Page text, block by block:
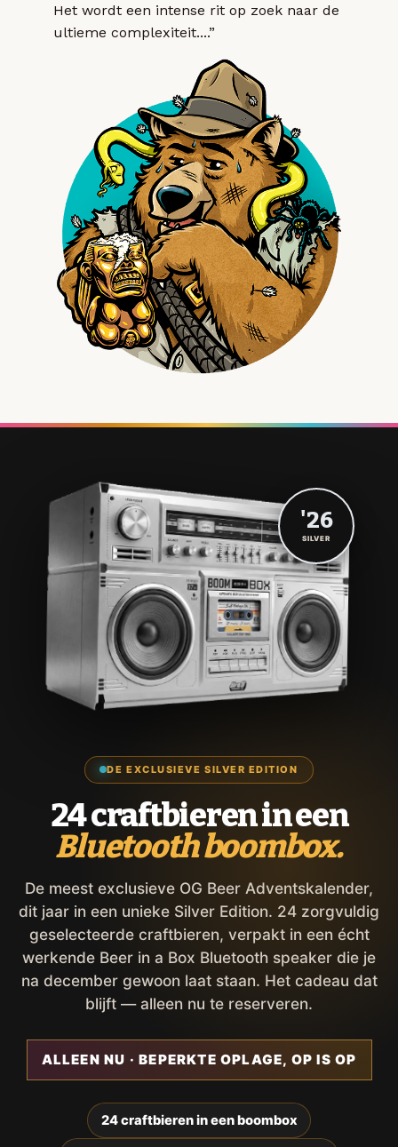
Het wordt een intense rit op zoek naar de
ultieme complexiteit....”
DE EXCLUSIEVE SILVER EDITION
24 craftbieren in een
Bluetooth boombox.
De meest exclusieve OG Beer Adventskalender,
dit jaar in een unieke Silver Edition. 24 zorgvuldig
geselecteerde craftbieren, verpakt in een écht
werkende Beer in a Box Bluetooth speaker die je
na december gewoon laat staan. Het cadeau dat
blijft — alleen nu te reserveren.
ALLEEN NU · BEPERKTE OPLAGE, OP IS OP
24 craftbieren in een boombox
'26
SILVER